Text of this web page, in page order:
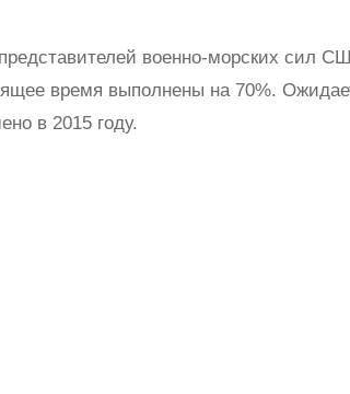
военно-морских сил
время выполнены на 70%.
в 2015 году.